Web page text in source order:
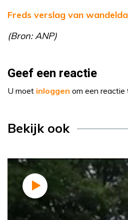
Freds verslag van
(Bron: ANP)
Geef een reactie
U moet inloggen om een reactie
Bekijk ook